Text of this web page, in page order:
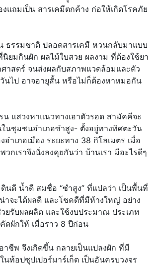
แถมเป็น สารเคมีตกค้าง ก่อให้เกิดโรคภัย
ธรรมชาติ ปลอดสารเคมี หวนกลับมาแบบ
นิยมกินผัก ผลไม้ใบสวย ผลงาม ที่ต้องใช้ยา
าสตร์ จนส่งผลกับสภาพแวดล้อมและตัว
นไป อาจอายุสั้น หรือไม่ก็ต้องหาหมอกัน
น แสวงหาแนวทางเอาตัวรอด สามัคคีจะ
นชุมชนอำเภอซำสูง- ตั้งอยู่ทางทิศตะวัน
อำเภอเมือง ระยะทาง 38 กิโลเมตร เมื่อ
วกเราจึงนั่งลงคุยกันว่า บ้านเรา มีอะไรดีๆ
นดี น้ำดี สมชื่อ “ซำสูง” ที่แปลว่า เป็นพื้นที่
จะได้ผลดี และโชคดีที่มีห้างใหญ่ อย่าง
ยรับผลผลิต และใช้งบประมาณ ประเภท
ดผักให้ เมื่อราว 8 ปีก่อน
าชีพ จึงเกิดขึ้น กลายเป็นแปลงผัก ที่มี
นท้อปซุปเปอร์มาร์เก็ต เป็นอันครบวงจร